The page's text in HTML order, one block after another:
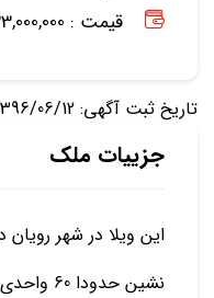
قیمت : 433,000,000 تومان /
تاریخ ثبت آگهی: 1396/06/12
جزییات ملک
این ویلا در شهر
نشین